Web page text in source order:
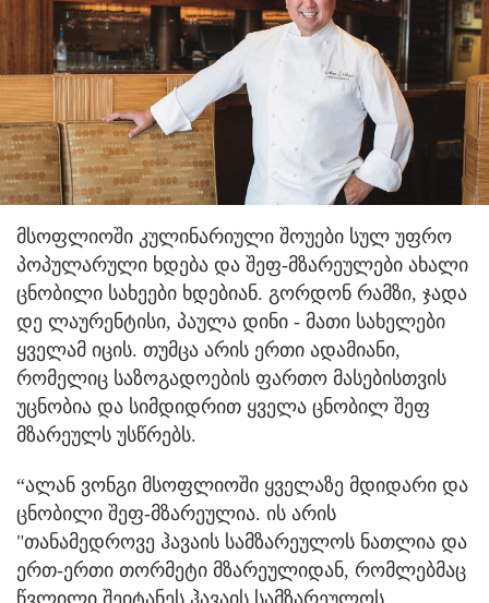
მსოფლიოში კულინარიული შოუები სულ უფრო
პოპულარული ხდება და შეფ-მზარეულები ახალი
ცნობილი სახეები ხდებიან. გორდონ რამზი, ჯადა
დე ლაურენტისი, პაულა დინი - მათი სახელები
ყველამ იცის. თუმცა არის ერთი ადამიანი,
რომელიც საზოგადოების ფართო მასებისთვის
უცნობია და სიმდიდრით ყველა ცნობილ შეფ
მზარეულს უსწრებს.
“ალან ვონგი მსოფლიოში ყველაზე მდიდარი და
ცნობილი შეფ-მზარეულია. ის არის
"თანამედროვე ჰავაის სამზარეულოს ნათლია და
ერთ-ერთი თორმეტი მზარეულიდან, რომლებმაც